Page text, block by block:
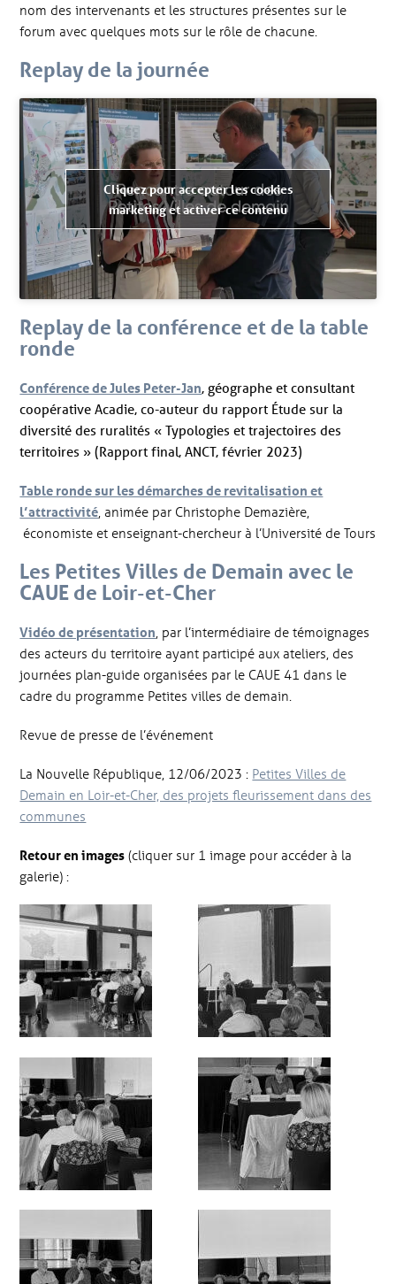
nom des intervenants et les structures présentes sur le
forum avec quelques mots sur le rôle de chacune.
Replay de la journée
Cliquez pour accepter les cookies
marketing et activer ce contenu
Replay de la conférence et de la table
ronde
Conférence de Jules Peter-Jan, géographe et consultant
coopérative Acadie, co-auteur du rapport Étude sur la
diversité des ruralités « Typologies et trajectoires des
territoires » (Rapport final, ANCT, février 2023)
Table ronde sur les démarches de revitalisation et
l’attractivité, animée par Christophe Demazière,
économiste et enseignant-chercheur à l’Université de Tours
Les Petites Villes de Demain avec le
CAUE de Loir-et-Cher
Vidéo de présentation, par l’intermédiaire de témoignages
des acteurs du territoire ayant participé aux ateliers, des
journées plan-guide organisées par le CAUE 41 dans le
cadre du programme Petites villes de demain.
Revue de presse de l’événement
La Nouvelle République, 12/06/2023 : Petites Villes de
Demain en Loir-et-Cher, des projets fleurissement dans des
communes
Retour en images (cliquer sur 1 image pour accéder à la
galerie) :